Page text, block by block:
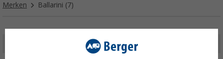
Merken Ballarini (7)
FILTER WEERGEVEN